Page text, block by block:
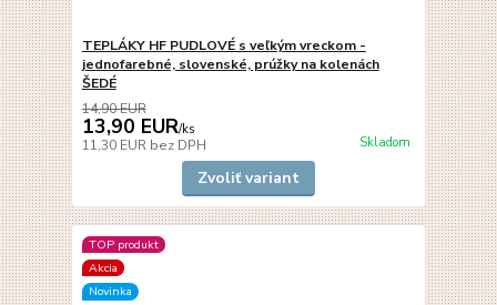
TEPLÁKY HF PUDLOVÉ s veľkým vreckom -
jednofarebné, slovenské, prúžky na kolenách
ŠEDÉ
14,90 EUR
13,90 EUR/ks
11,30 EUR bez DPH Skladom
Zvoliť variant
TOP produkt
Akcia
Novinka